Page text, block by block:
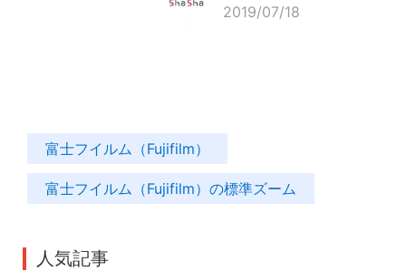
2019/07/18
富士フイルム（Fujifilm）
富士フイルム（Fujifilm）の標準ズーム
人気記事